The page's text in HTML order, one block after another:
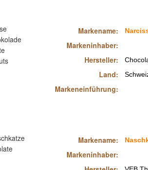
Markename:
Markeninhaber:
Hersteller:
Land:
Markeneinführung:
Markename:
Markeninhaber: